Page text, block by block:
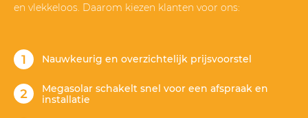
en vlekkeloos. Daarom kiezen klanten voor ons:
Nauwkeurig en overzichtelijk prijsvoorstel
Megasolar schakelt snel voor een afspraak en
installatie